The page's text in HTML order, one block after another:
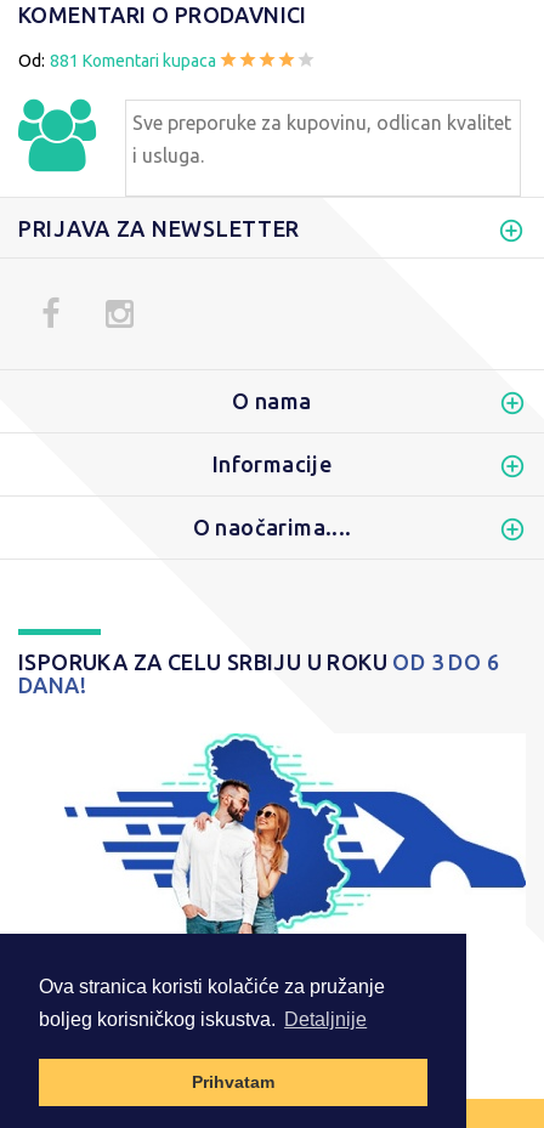
Ova stranica koristi kolačiće za pružanje
boljeg korisničkog iskustva. Detaljnije
Prihvatam
KOMENTARI O PRODAVNICI
Od: 881 Komentari kupaca
Sve preporuke za kupovinu, odlican kvalitet
i usluga.
PRIJAVA ZA NEWSLETTER
O nama
Informacije
O naočarima....
ISPORUKA ZA CELU SRBIJU U ROKU OD 3 DO 6
DANA!
© 2026 . Sva prava zadržana.